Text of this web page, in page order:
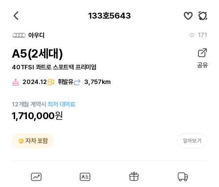
133호5643
아우디 171
A5(2세대)
40TFSI 콰트로 스포트백 프리미엄 공유
2024.12 휘발유 3,757km
12개월 계약시최저 대여료
1,710,000원
자차 포함 알아보기